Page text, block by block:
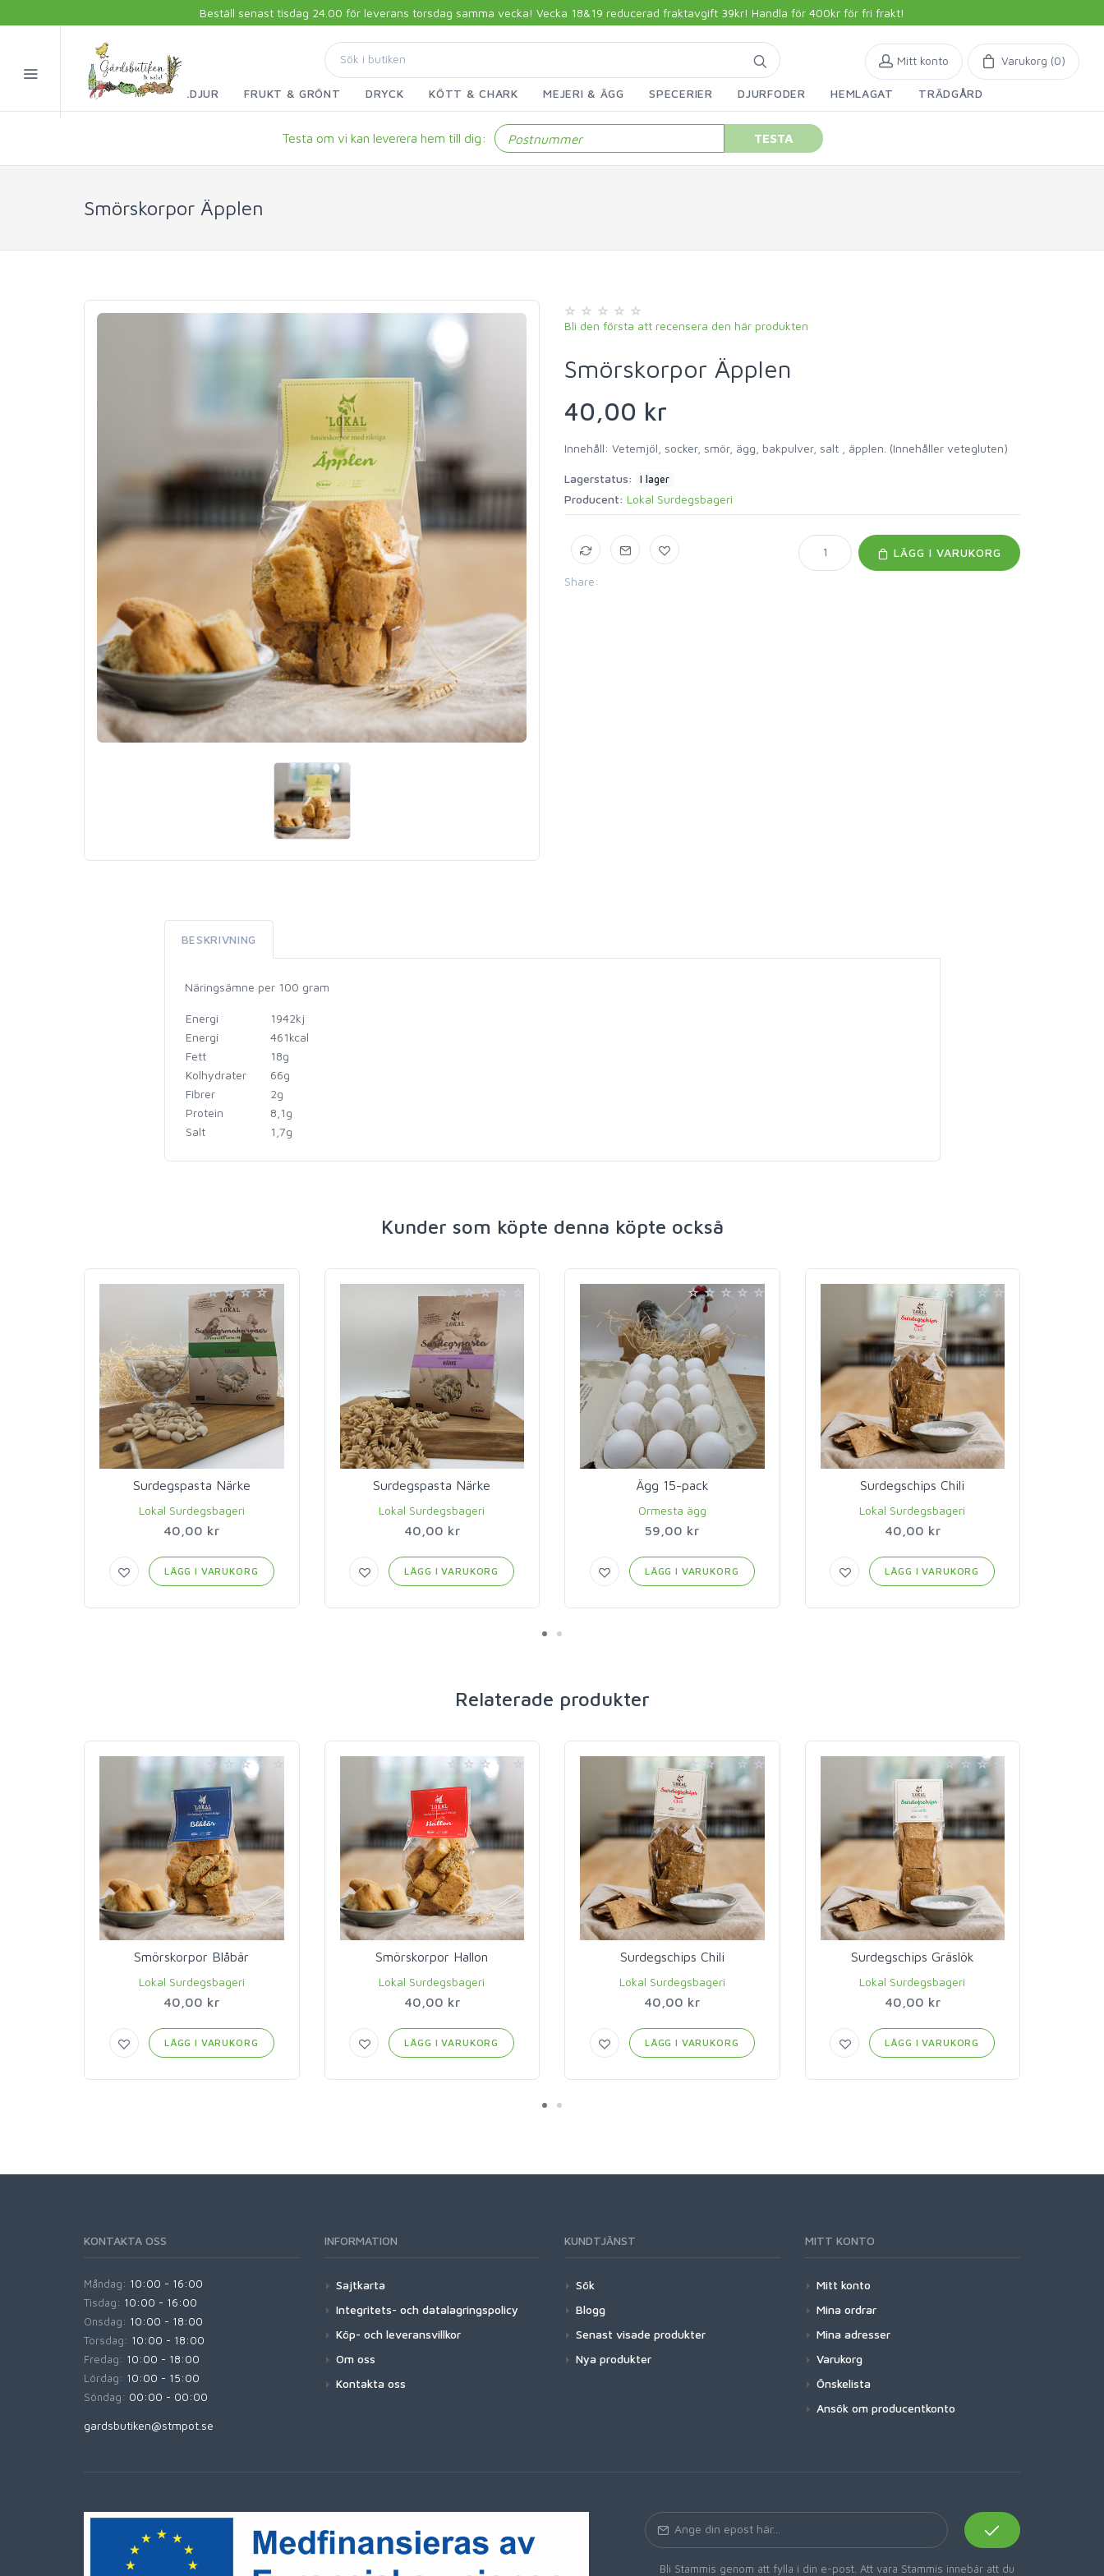
Beställ senast tisdag 24.00 för leverans torsdag samma vecka! Vecka 18&19 reducerad fraktavgift 39kr! Handla för 400kr för fri frakt!
FISK & SKALDJUR FRUKT & GRÖNT DRYCK KÖTT & CHARK MEJERI & ÄGG SPECERIER DJURFODER HEMLAGAT TRÄDGÅRD
Mitt konto Varukorg (0)
Testa om vi kan leverera hem till dig: TESTA
Smörskorpor Äpplen
Bli den första att recensera den här produkten
Smörskorpor Äpplen
40,00 kr
Innehåll: Vetemjöl, socker, smör, ägg, bakpulver, salt , äpplen. (Innehåller vetegluten)
Lagerstatus: I lager
Producent: Lokal Surdegsbageri
Share:
LÄGG I VARUKORG
BESKRIVNING
Näringsämne per 100 gram
Energi
1942kj
Energi
461kcal
Fett
18g
Kolhydrater
66g
Fibrer
2g
Protein
8,1g
Salt
1,7g
Kunder som köpte denna köpte också
Surdegspasta Närke
Lokal Surdegsbageri
40,00 kr
LÄGG I VARUKORG
Surdegspasta Närke
Lokal Surdegsbageri
40,00 kr
LÄGG I VARUKORG
Ägg 15-pack
Ormesta ägg
59,00 kr
LÄGG I VARUKORG
Surdegschips Chili
Lokal Surdegsbageri
40,00 kr
LÄGG I VARUKORG
Relaterade produkter
Smörskorpor Blåbär
Lokal Surdegsbageri
40,00 kr
LÄGG I VARUKORG
Smörskorpor Hallon
Lokal Surdegsbageri
40,00 kr
LÄGG I VARUKORG
Surdegschips Chili
Lokal Surdegsbageri
40,00 kr
LÄGG I VARUKORG
Surdegschips Gräslök
Lokal Surdegsbageri
40,00 kr
LÄGG I VARUKORG
KONTAKTA OSS
Måndag: 10:00 - 16:00
Tisdag: 10:00 - 16:00
Onsdag: 10:00 - 18:00
Torsdag: 10:00 - 18:00
Fredag: 10:00 - 18:00
Lördag: 10:00 - 15:00
Söndag: 00:00 - 00:00
gardsbutiken@stmpot.se
INFORMATION
Sajtkarta
Integritets- och datalagringspolicy
Köp- och leveransvillkor
Om oss
Kontakta oss
KUNDTJÄNST
Sök
Blogg
Senast visade produkter
Nya produkter
MITT KONTO
Mitt konto
Mina ordrar
Mina adresser
Varukorg
Önskelista
Ansök om producentkonto
Bli Stammis genom att fylla i din e-post. Att vara Stammis innebär att du